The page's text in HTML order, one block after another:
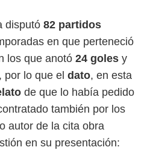
disputó 82 partidos
en que perteneció
los que anotó 24 goles y
, por lo que el dato, en esta
de que lo había pedido
también por los
autor de la cita obra
en su presentación: